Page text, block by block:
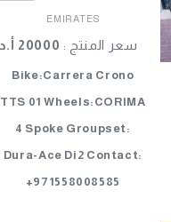
EMIRATES
سعر المنتج :
Bike:Carrera Crono
TTS 01 Wheels:CORIMA
4 Spoke Groupset:
Dura-Ace Di2 Contact:
+971558008585